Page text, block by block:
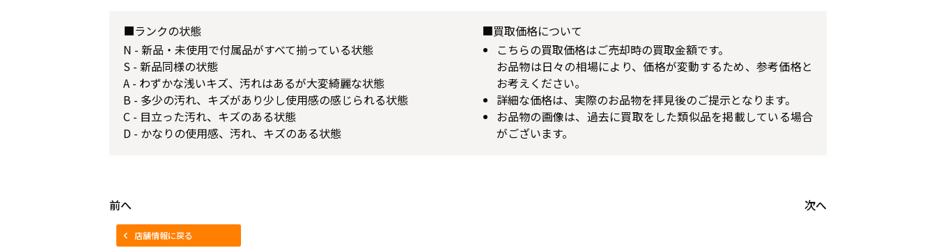
■ランクの状態
N - 新品・未使用で付属品がすべて揃っている状態
S - 新品同様の状態
A - わずかな浅いキズ、汚れはあるが大変綺麗な状態
B - 多少の汚れ、キズがあり少し使用感の感じられる状態
C - 目立った汚れ、キズのある状態
D - かなりの使用感、汚れ、キズのある状態
■買取価格について
こちらの買取価格はご売却時の買取金額です。
お品物は日々の相場により、価格が変動するため、参考価格と
お考えください。
詳細な価格は、実際のお品物を拝見後のご提示となります。
お品物の画像は、過去に買取をした類似品を掲載している場合
がございます。
前へ 次へ
店舗情報に戻る